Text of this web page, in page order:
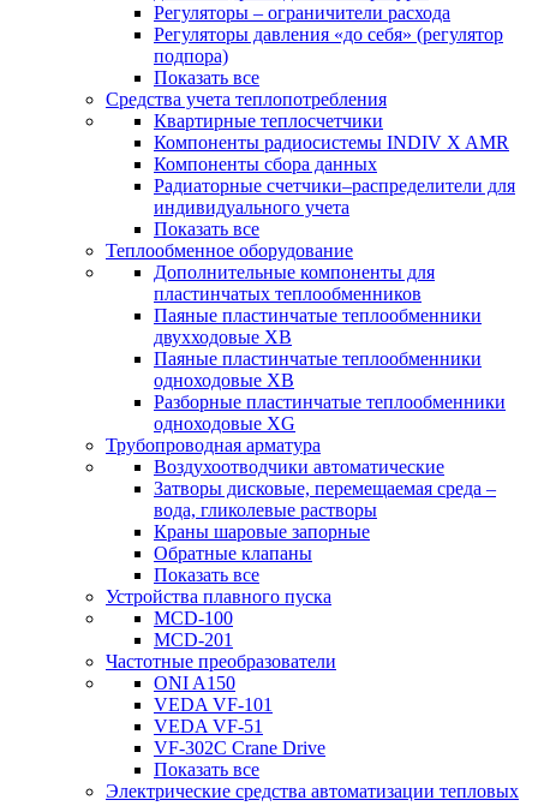
Регуляторы – ограничители расхода
Регуляторы давления «до себя» (регулятор
подпора)
Показать все
Средства учета теплопотребления
Квартирные теплосчетчики
Компоненты радиосистемы INDIV X AMR
Компоненты сбора данных
Радиаторные счетчики–распределители для
индивидуального учета
Показать все
Теплообменное оборудование
Дополнительные компоненты для
пластинчатых теплообменников
Паяные пластинчатые теплообменники
двухходовые XB
Паяные пластинчатые теплообменники
одноходовые ХВ
Разборные пластинчатые теплообменники
одноходовые ХG
Трубопроводная арматура
Воздухоотводчики автоматические
Затворы дисковые, перемещаемая среда –
вода, гликолевые растворы
Краны шаровые запорные
Обратные клапаны
Показать все
Устройства плавного пуска
MCD-100
MCD-201
Частотные преобразователи
ONI A150
VEDA VF-101
VEDA VF-51
VF-302C Crane Drive
Показать все
Электрические средства автоматизации тепловых